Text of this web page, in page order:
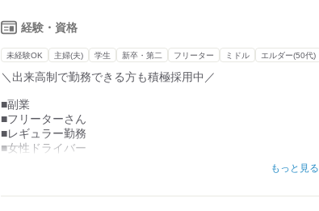
★こんな方が活躍中！
既存のスタッフさんはほとんどが未経験スタート！
運転免許さえあれば、経験やスキルがなくても
学生さんが在籍したり、
20代～50代まで幅広い世代が活躍中です◎
上司はいません！
①自宅から社用車orマイカー（黒ナンバー必須）で、
配送センターに向かいます！
②荷物を積み込み、出発！配達！
→エリアやルートは基本的には、ほぼ固定！
③配達終了後、直帰、または営業所に戻ります！
※置き配も多めなのでご安心くださいね
経験・資格
未経験OK 主婦(夫) 学生 新卒・第二 フリーター ミドル エルダー(50代)
＼出来高制で勤務できる方も積極採用中／
■副業
■フリーターさん
■レギュラー勤務
■女性ドライバー
もっと見る